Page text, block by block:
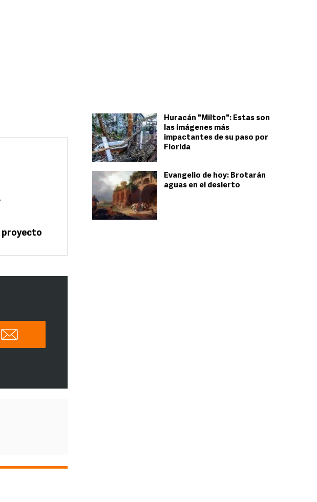
Huracán "Milton": Estas son
las imágenes más
impactantes de su paso por
Florida
Evangelio de hoy: Brotarán
aguas en el desierto
proyecto